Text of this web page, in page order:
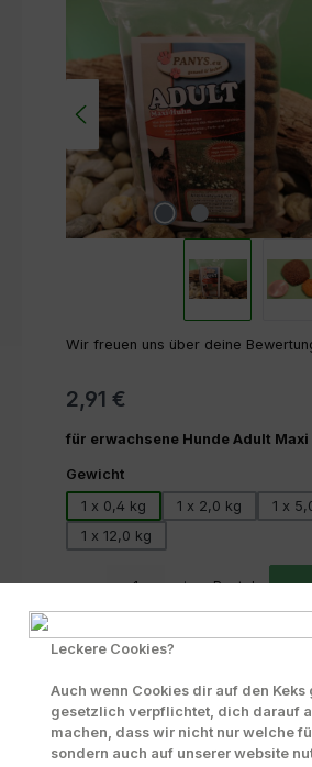
Wir freuen uns über deine
2,91 €
für erwachsene Hunde Adult Maxi
Gewichtauswählen
1 x 0,4 kg
1 x 2,0 kg
1 x
1 x 12,0 kg
Beutel In
Zum Merkzettel hinzufügen
Produktnummer: 70255
Leckere Cookies?
Auch wenn Cookies dir auf den
gesetzlich verpflichtet, dich darauf
machen, dass wir nicht nur welche
sondern auch auf unserer website